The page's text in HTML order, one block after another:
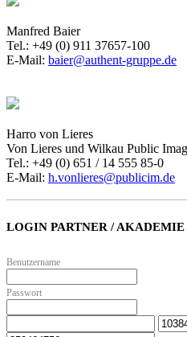
Manfred Baier
Tel.: +49 (0) 911 37657-100
E-Mail: baier@authent-gruppe.de
Harro von Lieres
Von Lieres und Wilkau Public
Tel.: +49 (0) 651 / 14 555 85-0
E-Mail: h.vonlieres@publicim.de
LOGIN PARTNER / AKADEMIE
Benutzername
Passwort